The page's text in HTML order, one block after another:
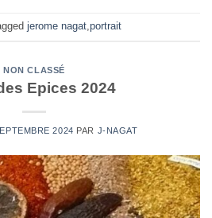
jerome nagat,portrait
NON CLASSÉ
Epices 2024
2024 PAR J-NAGAT